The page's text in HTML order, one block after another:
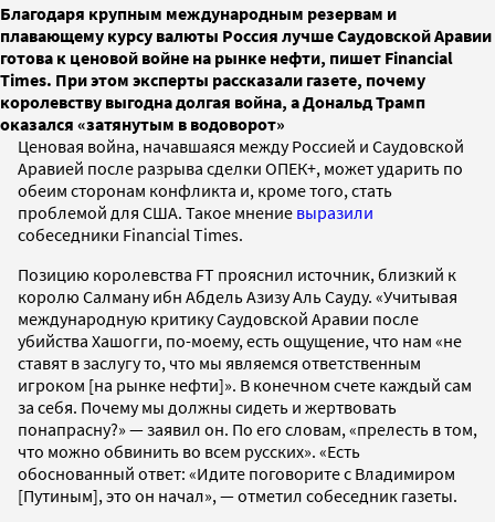
Благодаря крупным международным резервам и
плавающему курсу валюты Россия лучше Саудовской Аравии
готова к ценовой войне на рынке нефти, пишет Financial
Times. При этом эксперты рассказали газете, почему
королевству выгодна долгая война, а Дональд Трамп
оказался «затянутым в водоворот»
Ценовая война, начавшаяся между Россией и Саудовской
Аравией после разрыва сделки ОПЕК+, может ударить по
обеим сторонам конфликта и, кроме того, стать
проблемой для США. Такое мнение выразили
собеседники Financial Times.
Позицию королевства FT прояснил источник, близкий к
королю Салману ибн Абдель Азизу Аль Сауду. «Учитывая
международную критику Саудовской Аравии после
убийства Хашогги, по-моему, есть ощущение, что нам «не
ставят в заслугу то, что мы являемся ответственным
игроком [на рынке нефти]». В конечном счете каждый сам
за себя. Почему мы должны сидеть и жертвовать
понапрасну?» — заявил он. По его словам, «прелесть в том,
что можно обвинить во всем русских». «Есть
обоснованный ответ: «Идите поговорите с Владимиром
[Путиным], это он начал», — отметил собеседник газеты.